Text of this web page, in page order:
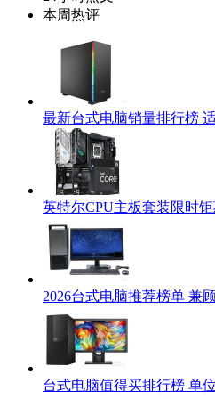
本周热评
最新台式电脑销量排行榜
英特尔CPU主板套装限时
2026台式电脑推荐榜单 兼
台式电脑值得买排行榜 单